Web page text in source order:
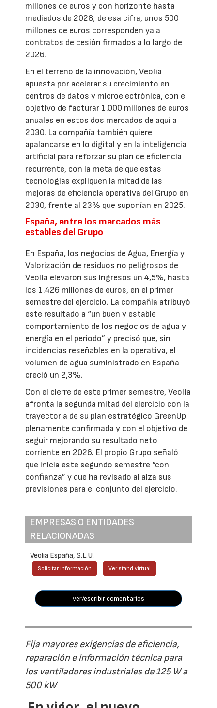
millones de euros y con horizonte hasta
mediados de 2028; de esa cifra, unos 500
millones de euros corresponden ya a
contratos de cesión firmados a lo largo de
2026.
En el terreno de la innovación, Veolia
apuesta por acelerar su crecimiento en
centros de datos y microelectrónica, con el
objetivo de facturar 1.000 millones de euros
anuales en estos dos mercados de aquí a
2030. La compañía también quiere
apalancarse en lo digital y en la inteligencia
artificial para reforzar su plan de eficiencia
recurrente, con la meta de que estas
tecnologías expliquen la mitad de las
mejoras de eficiencia operativa del Grupo en
2030, frente al 23% que suponían en 2025.
España, entre los mercados más
estables del Grupo
En España, los negocios de Agua, Energía y
Valorización de residuos no peligrosos de
Veolia elevaron sus ingresos un 4,5%, hasta
los 1.426 millones de euros, en el primer
semestre del ejercicio. La compañía atribuyó
este resultado a “un buen y estable
comportamiento de los negocios de agua y
energía en el periodo” y precisó que, sin
incidencias reseñables en la operativa, el
volumen de agua suministrado en España
creció un 2,3%.
Con el cierre de este primer semestre, Veolia
afronta la segunda mitad del ejercicio con la
trayectoria de su plan estratégico GreenUp
plenamente confirmada y con el objetivo de
seguir mejorando su resultado neto
corriente en 2026. El propio Grupo señaló
que inicia este segundo semestre “con
confianza” y que ha revisado al alza sus
previsiones para el conjunto del ejercicio.
EMPRESAS O ENTIDADES
RELACIONADAS
Veolia España, S.L.U.
Solicitar información Ver stand virtual
ver/escribir comentarios
Fija mayores exigencias de eficiencia,
reparación e información técnica para
los ventiladores industriales de 125 W a
500 kW